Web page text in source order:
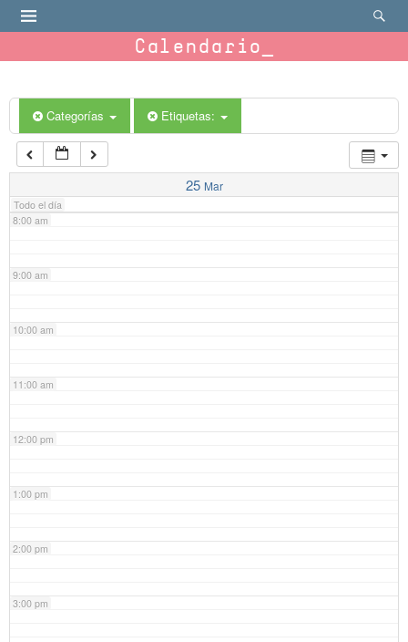
Calendario
Categorías Etiquetas:
25 Mar
Todo el día
6:00 am
7:00 am
8:00 am
9:00 am
10:00 am
11:00 am
12:00 pm
1:00 pm
2:00 pm
3:00 pm